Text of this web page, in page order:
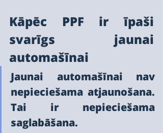
Kāpēc PPF ir īpaši
svarīgs jaunai
automašīnai
Jaunai automašīnai nav
nepieciešama atjaunošana.
Tai ir nepieciešama
saglabāšana.